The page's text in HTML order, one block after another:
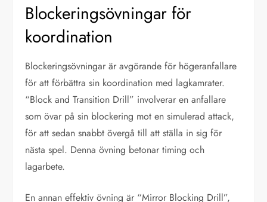
Blockeringsövningar för
koordination
Blockeringsövningar är avgörande för högeranfallare
för att förbättra sin koordination med lagkamrater.
“Block and Transition Drill” involverar en anfallare
som övar på sin blockering mot en simulerad attack,
för att sedan snabbt övergå till att ställa in sig för
nästa spel. Denna övning betonar timing och
lagarbete.
En annan effektiv övning är “Mirror Blocking Drill”,